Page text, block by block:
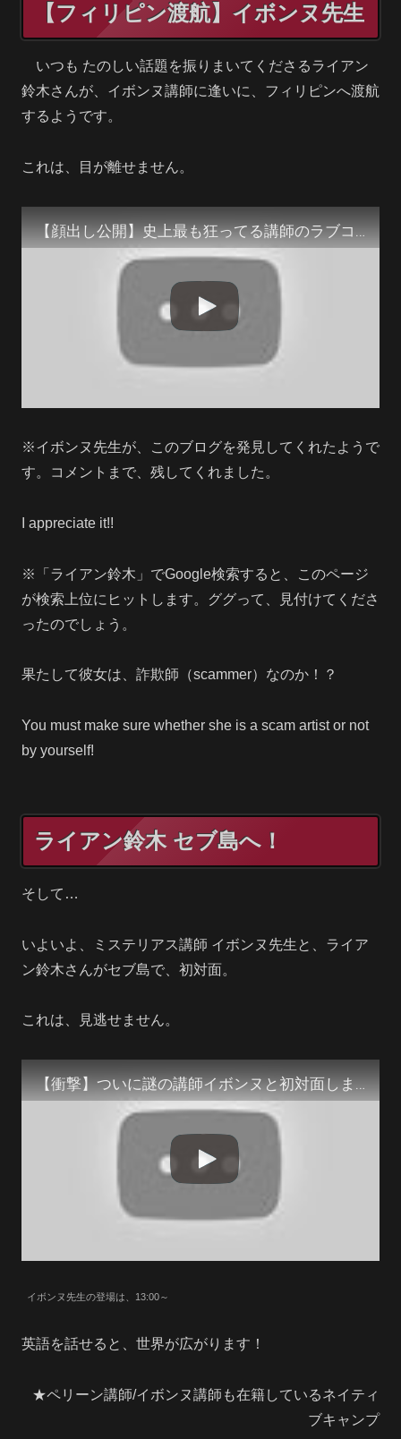
【フィリピン渡航】イボンヌ先生
いつも たのしい話題を振りまいてくださるライアン
鈴木さんが、イボンヌ講師に逢いに、フィリピンへ渡航
するようです。
これは、目が離せません。
【顔出し公開】史上最も狂ってる講師のラブコールを断った結果…【オンライン英会話の旅・フィリピン編】
※イボンヌ先生が、このブログを発見してくれたようで
す。コメントまで、残してくれました。
I appreciate it!!
※「ライアン鈴木」でGoogle検索すると、このページ
が検索上位にヒットします。ググって、見付けてくださ
ったのでしょう。
果たして彼女は、詐欺師（scammer）なのか！？
You must make sure whether she is a scam artist or not
by yourself!
ライアン鈴木 セブ島へ！
そして…
いよいよ、ミステリアス講師 イボンヌ先生と、ライア
ン鈴木さんがセブ島で、初対面。
これは、見逃せません。
【衝撃】ついに謎の講師イボンヌと初対面しました
イボンヌ先生の登場は、13:00～
英語を話せると、世界が広がります！
★ペリーン講師/イボンヌ講師も在籍しているネイティ
ブキャンプ